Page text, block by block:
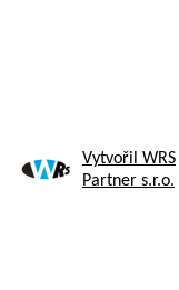
Vytvořil WRS
Partner s.r.o.